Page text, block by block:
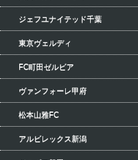
ジェフユナイテッド千葉
東京ヴェルディ
FC町田ゼルビア
ヴァンフォーレ甲府
松本山雅FC
アルビレックス新潟